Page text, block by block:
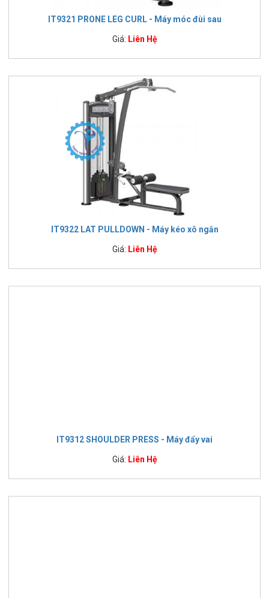
IT9321 PRONE LEG CURL - Máy móc đùi sau
Giá: Liên Hệ
IT9322 LAT PULLDOWN - Máy kéo xô ngắn
Giá: Liên Hệ
IT9312 SHOULDER PRESS - Máy đẩy vai
Giá: Liên Hệ